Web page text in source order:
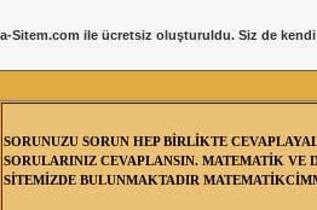
SORUNUZU SORUN HEP BİRLİKTE
SORULARINIZ CEVAPLANSIN. MATEMATİK VE
SİTEMİZDE BULUNMAKTADIR
Sitem.com ile ücretsiz oluşturuldu. Siz de